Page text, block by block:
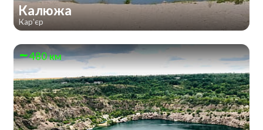
Калюжа
Кар'єр
480 км